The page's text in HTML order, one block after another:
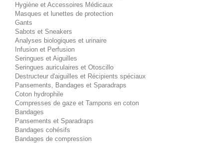
Hygiène et Accessoires Médicaux
Masques et lunettes de protection
Gants
Sabots et Sneakers
Analyses biologiques et urinaire
Infusion et Perfusion
Seringues et Aiguilles
Seringues auriculaires et Otoscillo
Destructeur d'aiguilles et Récipients spéciaux
Pansements, Bandages et Sparadraps
Coton hydrophile
Compresses de gaze et Tampons en coton
Bandages
Pansements et Sparadraps
Bandages cohésifs
Bandages de compression